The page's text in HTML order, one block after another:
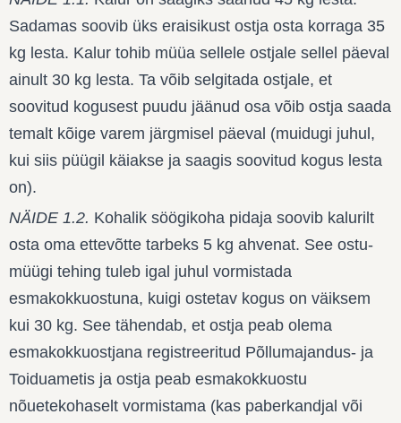
Sadamas soovib üks eraisikust ostja osta korraga 35
kg lesta. Kalur tohib müüa sellele ostjale sellel päeval
ainult 30 kg lesta. Ta võib selgitada ostjale, et
soovitud kogusest puudu jäänud osa võib ostja saada
temalt kõige varem järgmisel päeval (muidugi juhul,
kui siis püügil käiakse ja saagis soovitud kogus lesta
on).
NÄIDE 1.2. Kohalik söögikoha pidaja soovib kalurilt
osta oma ettevõtte tarbeks 5 kg ahvenat. See ostu-
müügi tehing tuleb igal juhul vormistada
esmakokkuostuna, kuigi ostetav kogus on väiksem
kui 30 kg. See tähendab, et ostja peab olema
esmakokkuostjana registreeritud Põllumajandus- ja
Toiduametis ja ostja peab esmakokkuostu
nõuetekohaselt vormistama (kas paberkandjal või